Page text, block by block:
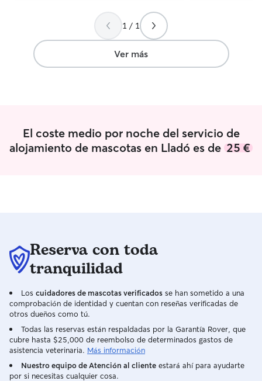
1 / 1
Ver más
El coste medio por noche del servicio de
alojamiento de mascotas en Lladó es de 25 €
Reserva con toda
tranquilidad
Los cuidadores de mascotas verificados se han sometido a una
comprobación de identidad y cuentan con reseñas verificadas de
otros dueños como tú.
Todas las reservas están respaldadas por la Garantía Rover, que
cubre hasta $25,000 de reembolso de determinados gastos de
asistencia veterinaria. Más información
Nuestro equipo de Atención al cliente estará ahí para ayudarte
por si necesitas cualquier cosa.